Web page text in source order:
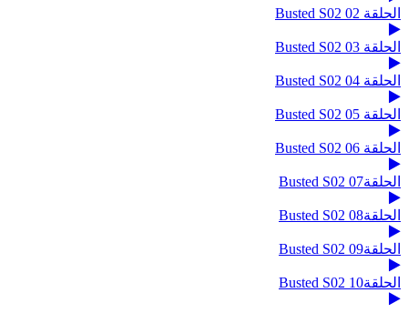
الحلقة 02 Busted S02
الحلقة 03 Busted S02
الحلقة 04 Busted S02
الحلقة 05 Busted S02
الحلقة 06 Busted S02
الحلقة07 Busted S02
الحلقة08 Busted S02
الحلقة09 Busted S02
الحلقة10 Busted S02